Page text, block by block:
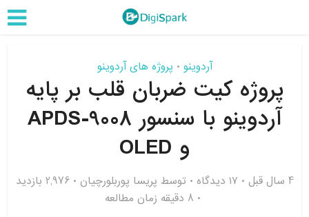
آردوینو • پروژه های آردوینو
پروژه کیت ضربان قلب بر پایه
آردوینو با سنسور APDS-9008
و OLED
4 سال قبل ۱۷ دیدگاه توسط پریسا پوربلورچیان
2,976 بازدید
8 دقیقه زمان مطالعه